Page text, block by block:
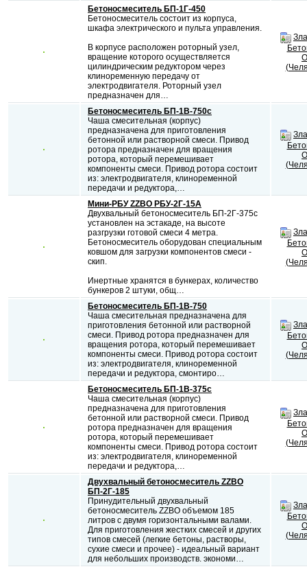
Бетоносмеситель БП-1Г-450
Бетоносмеситель состоит из корпуса,
шкафа электрического и пульта управления.
В корпусе расположен роторный узел,
вращение которого осуществляется
цилиндрическим редуктором через
клиноременную передачу от
электродвигателя. Роторный узел
предназначен для…
Бетоносмеситель БП-1В-750с
Чаша смесительная (корпус)
предназначена для приготовления
бетонной или растворной смеси. Привод
ротора предназначен для вращения
ротора, который перемешивает
компоненты смеси. Привод ротора состоит
из: электродвигателя, клиноременной
передачи и редуктора,…
Мини-РБУ ZZBO РБУ-2Г-15А
Двухвальный бетоносмеситель БП-2Г-375с
установлен на эстакаде, на высоте
разгрузки готовой смеси 4 метра.
Бетоносмеситель оборудован специальным
ковшом для загрузки компонентов смеси -
скип.
Инертные хранятся в бункерах, количество
бункеров 2 штуки, общ…
Бетоносмеситель БП-1В-750
Чаша смесительная предназначена для
приготовления бетонной или растворной
смеси. Привод ротора предназначен для
вращения ротора, который перемешивает
компоненты смеси. Привод ротора состоит
из: электродвигателя, клиноременной
передачи и редуктора, смонтиро…
Бетоносмеситель БП-1В-375с
Чаша смесительная (корпус)
предназначена для приготовления
бетонной или растворной смеси. Привод
ротора предназначен для вращения
ротора, который перемешивает
компоненты смеси. Привод ротора состоит
из: электродвигателя, клиноременной
передачи и редуктора,…
Двухвальный бетоносмеситель ZZBO
БП-2Г-185
Принудительный двухвальный
бетоносмеситель ZZBO объемом 185
литров с двумя горизонтальными валами.
Для приготовления жестких смесей и других
типов смесей (легкие бетоны, растворы,
сухие смеси и прочее) - идеальный вариант
для небольших производств. экономи…